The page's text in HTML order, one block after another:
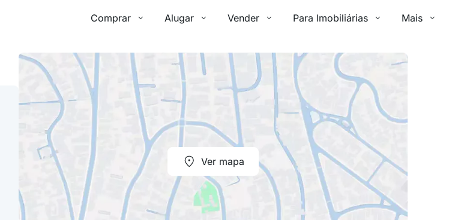
Comprar Alugar Vender Para Imobiliárias Mais
Ver mapa